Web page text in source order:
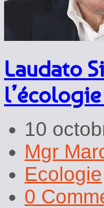
Laudato
10
Mgr
Ecologie
0